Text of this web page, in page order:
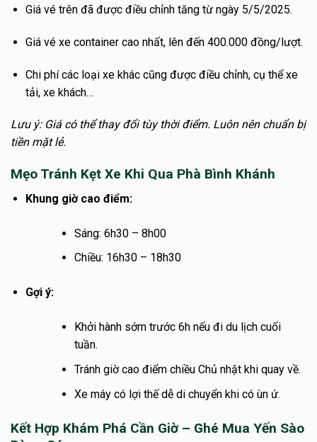
Giá vé trên đã được điều chỉnh tăng từ ngày 5/5/2025.
Giá vé xe container cao nhất, lên đến 400.000 đồng/lượt.
Chi phí các loại xe khác cũng được điều chỉnh, cụ thể xe
tải, xe khách…
Lưu ý: Giá có thể thay đổi tùy thời điểm. Luôn nên chuẩn bị
tiền mặt lẻ.
Mẹo Tránh Kẹt Xe Khi Qua Phà Bình Khánh
Khung giờ cao điểm:
Sáng: 6h30 – 8h00
Chiều: 16h30 – 18h30
Gợi ý:
Khởi hành sớm trước 6h nếu đi du lịch cuối
tuần.
Tránh giờ cao điểm chiều Chủ nhật khi quay về.
Xe máy có lợi thế dễ di chuyển khi có ùn ứ.
Kết Hợp Khám Phá Cần Giờ – Ghé Mua Yến Sào